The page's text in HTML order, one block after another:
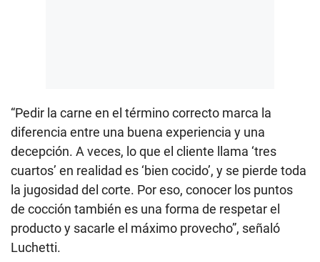
“Pedir la carne en el término correcto marca la
diferencia entre una buena experiencia y una
decepción. A veces, lo que el cliente llama ‘tres
cuartos’ en realidad es ‘bien cocido’, y se pierde toda
la jugosidad del corte. Por eso, conocer los puntos
de cocción también es una forma de respetar el
producto y sacarle el máximo provecho”, señaló
Luchetti.